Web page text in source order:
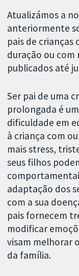
Atualizámos a
anteriormente
pais de crianças
duração ou com
publicados até
Ser pai de uma
prolongada é
dificuldade em
à criança com
mais stress,
seus filhos
adaptação dos
com a sua
pais fornecem
modificar
visam melhorar
da família.